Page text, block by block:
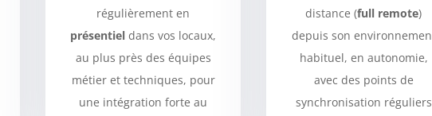
régulièrement en
présentiel dans vos locaux,
au plus près des équipes
métier et techniques, pour
une intégration forte au
distance (full remote)
depuis son
habituel, en autonomie,
avec des points de
synchronisation réguliers